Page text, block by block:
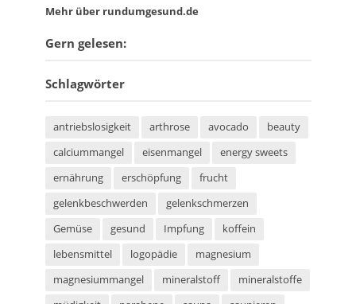
Mehr über rundumgesund.de
Gern gelesen:
Schlagwörter
antriebslosigkeit arthrose avocado
beauty
calciummangel
eisenmangel
energy sweets
ernährung
erschöpfung
frucht
gelenkbeschwerden
gelenkschmerzen
Gemüse
gesund Impfung
koffein
lebensmittel
logopädie
magnesium
magnesiummangel
mineralstoff
mineralstoffe